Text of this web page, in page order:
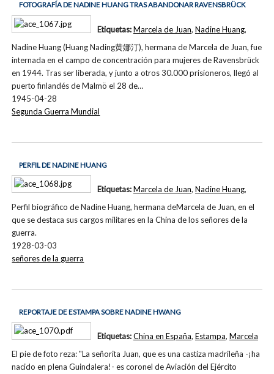
FOTOGRAFÍA DE NADINE HUANG TRAS ABANDONAR RAVENSBRÜCK
Nadine Huang (Huang Nading黄娜汀), hermana de Marcela de Juan, fue
internada en el campo de concentración para mujeres de Ravensbrück
en 1944. Tras ser liberada, y junto a otros 30.000 prisioneros, llegó al
puerto finlandés de Malmö el 28 de…
1945-04-28
Etiquetas:Marcela de Juan, Nadine Huang,
Segunda Guerra Mundial
PERFIL DE NADINE HUANG
Perfil biográfico de Nadine Huang, hermana deMarcela de Juan, en el
que se destaca sus cargos militares en la China de los señores de la
guerra.
1928-03-03
Etiquetas:Marcela de Juan, Nadine Huang,
señores de la guerra
REPORTAJE DE ESTAMPA SOBRE NADINE HWANG
El pie de foto reza: "La señorita Juan, que es una castiza madrileña -¡ha
nacido en plena Guindalera!- es coronel de Aviación del Ejército
Etiquetas:China en España, Estampa, Marcela